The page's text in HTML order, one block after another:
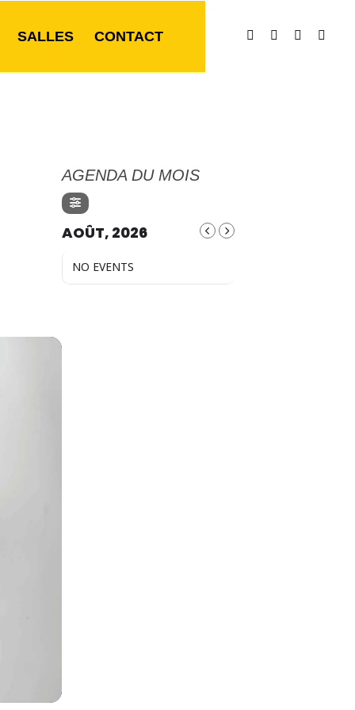
SALLES CONTACT
AGENDA DU MOIS
AOÛT, 2026
NO EVENTS